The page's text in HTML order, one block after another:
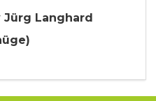
Jürg Langhard